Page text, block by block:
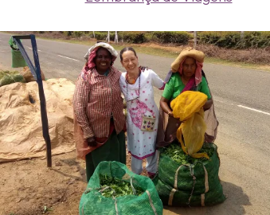
Zoom